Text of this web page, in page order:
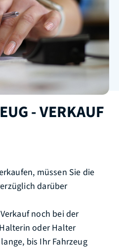
- VERKAUF
müssen Sie die
darüber
noch bei der
oder Halter
bis Ihr Fahrzeug